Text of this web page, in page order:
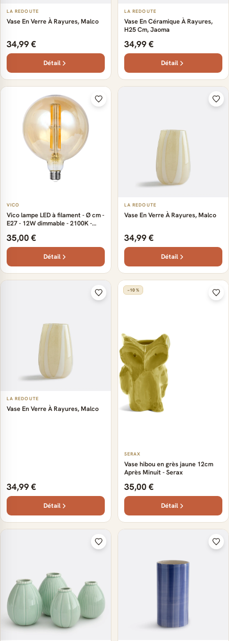
LA REDOUTE
Vase En Verre À Rayures, Malco
34,99 €
Détail
LA REDOUTE
Vase En Céramique À Rayures,
H25 Cm, Jaoma
34,99 €
Détail
VICO
Vico lampe LED à filament - Ø cm -
E27 - 12W dimmable - 2100K -
35,00 €
Détail
LA REDOUTE
Vase En Verre À Rayures, Malco
34,99 €
Détail
LA REDOUTE
Vase En Verre À Rayures, Malco
34,99 €
Détail
−10 %
SERAX
Vase hibou en grès jaune 12cm
Après Minuit - Serax
35,00 €
Détail